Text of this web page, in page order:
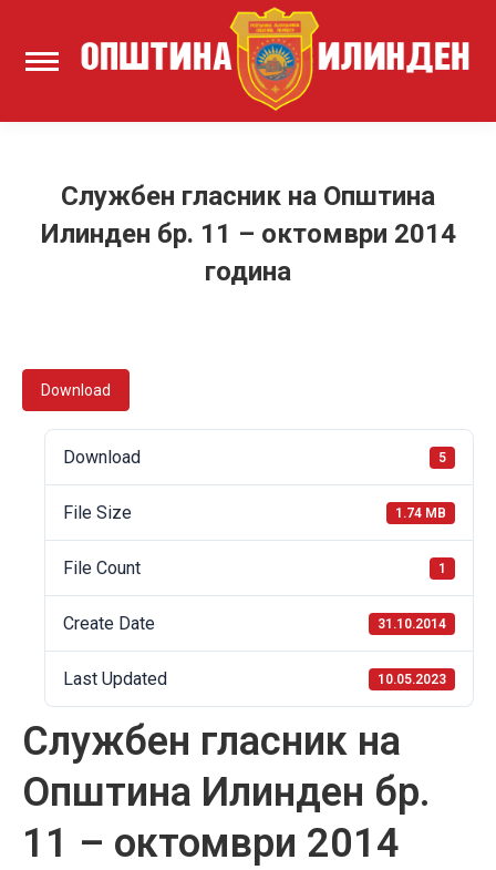
Службен гласник на Општина
Илинден бр. 11 – октомври 2014
година
Download
Download 5
File Size 1.74 MB
File Count 1
Create Date 31.10.2014
Last Updated 10.05.2023
Службен гласник на
Општина Илинден бр.
11 – октомври 2014